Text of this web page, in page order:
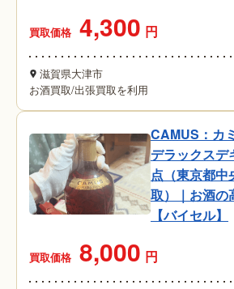
買取価格 4,300 円
滋賀県大津市
お酒買取/出張買取を利用
CAMUS：カ
デラックスデ
点（東京都中
取）｜お酒の
【バイセル】
買取価格 8,000 円